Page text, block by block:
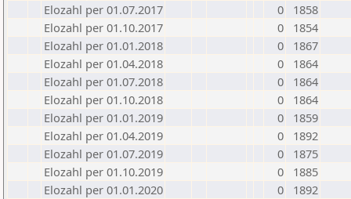
Elozahl per 01.07.2017
0
1858
Elozahl per 01.10.2017
0
1854
Elozahl per 01.01.2018
0
1867
Elozahl per 01.04.2018
0
1864
Elozahl per 01.07.2018
0
1864
Elozahl per 01.10.2018
0
1864
Elozahl per 01.01.2019
0
1859
Elozahl per 01.04.2019
0
1892
Elozahl per 01.07.2019
0
1875
Elozahl per 01.10.2019
0
1885
Elozahl per 01.01.2020
0
1892